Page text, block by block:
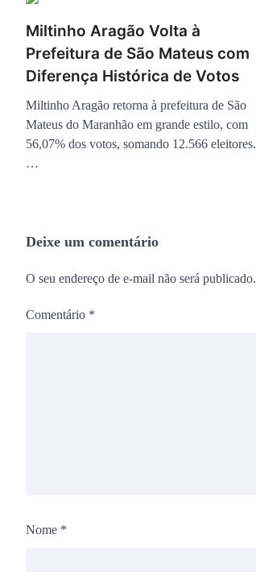
Miltinho Aragão Volta à
Prefeitura de São Mateus com
Diferença Histórica de Votos
Miltinho Aragão retorna à prefeitura de São
Mateus do Maranhão em grande estilo, com
56,07% dos votos, somando 12.566 eleitores.
…
Deixe um comentário
O seu endereço de e-mail não será publicado.
Comentário *
Nome *